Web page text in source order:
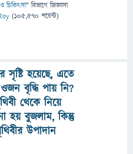
ও চিকিৎসা" বিভাগে জিজ্ঞাসা
(105,570 পয়েন্ট)
সৃষ্টি হয়েছে, এতে
বৃদ্ধি পায় নি?
থেকে নিয়ে
হয় বুজলাম, কিন্তু
উপাদান